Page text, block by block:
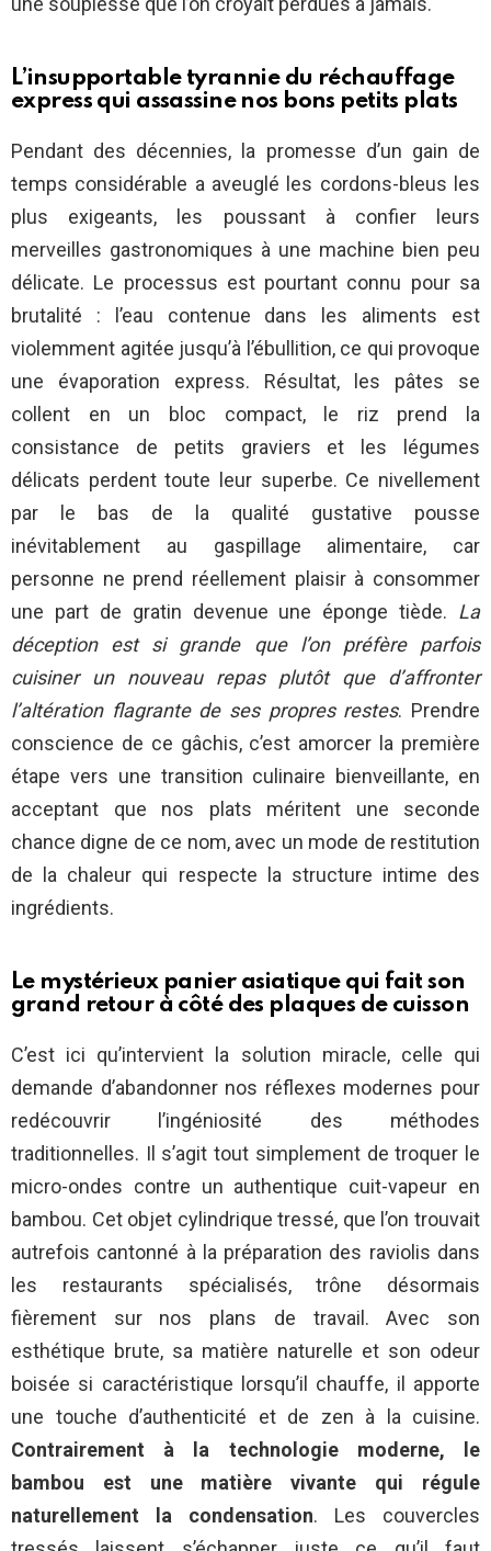
L’insupportable tyrannie du réchauffage
express qui assassine nos bons petits plats
Pendant des décennies, la promesse d’un gain de
temps considérable a aveuglé les cordons-bleus les
plus exigeants, les poussant à confier leurs
merveilles gastronomiques à une machine bien peu
délicate. Le processus est pourtant connu pour sa
brutalité : l’eau contenue dans les aliments est
violemment agitée jusqu’à l’ébullition, ce qui provoque
une évaporation express. Résultat, les pâtes se
collent en un bloc compact, le riz prend la
consistance de petits graviers et les légumes
délicats perdent toute leur superbe. Ce nivellement
par le bas de la qualité gustative pousse
inévitablement au gaspillage alimentaire, car
personne ne prend réellement plaisir à consommer
une part de gratin devenue une éponge tiède. La
déception est si grande que l’on préfère parfois
cuisiner un nouveau repas plutôt que d’affronter
l’altération flagrante de ses propres restes. Prendre
conscience de ce gâchis, c’est amorcer la première
étape vers une transition culinaire bienveillante, en
acceptant que nos plats méritent une seconde
chance digne de ce nom, avec un mode de restitution
de la chaleur qui respecte la structure intime des
ingrédients.
Le mystérieux panier asiatique qui fait son
grand retour à côté des plaques de cuisson
C’est ici qu’intervient la solution miracle, celle qui
demande d’abandonner nos réflexes modernes pour
redécouvrir l’ingéniosité des méthodes
traditionnelles. Il s’agit tout simplement de troquer le
micro-ondes contre un authentique cuit-vapeur en
bambou. Cet objet cylindrique tressé, que l’on trouvait
autrefois cantonné à la préparation des raviolis dans
les restaurants spécialisés, trône désormais
fièrement sur nos plans de travail. Avec son
esthétique brute, sa matière naturelle et son odeur
boisée si caractéristique lorsqu’il chauffe, il apporte
une touche d’authenticité et de zen à la cuisine.
Contrairement à la technologie moderne, le
bambou est une matière vivante qui régule
naturellement la condensation. Les couvercles